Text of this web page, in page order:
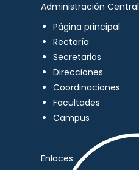
Administración Central
Página principal
Rectoría
Secretarios
Direcciones
Coordinaciones
Facultades
Campus
Enlaces